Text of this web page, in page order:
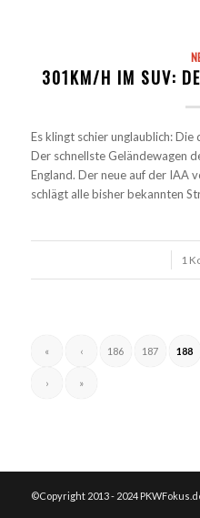
301KM/H IM SUV:
Es klingt schier unglaublich:
Der schnellste Geländewagen
England. Der neue auf der IAA
schlägt alle bisher bekannten
1
« ‹ 186 187 188
› »
©Copyright 2013 - 2024